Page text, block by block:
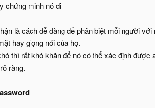
chứng minh nó đi.
là cách dễ dàng để phân biệt mỗi người
hay giọng nói của họ.
thì rất khó khăn để nó có thể xác định
ràng.